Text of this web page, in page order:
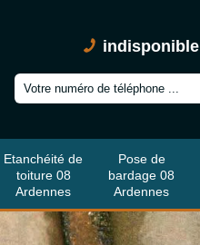
indisponible
Etanchéité de
toiture 08
Ardennes
Pose de
bardage 08
Ardennes